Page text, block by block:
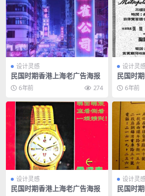
设计灵感
民国时期香港上海老广告海报
6年前 274
设计灵
民国时
6年前
设计灵感
民国时期香港上海老广告海报
设计灵
民国时